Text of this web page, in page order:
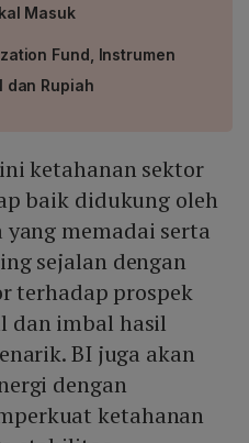
Masuk
Fund, Instrumen
dan Rupiah
ketahanan sektor
baik didukung oleh
yang memadai serta
sejalan dengan
terhadap prospek
dan imbal hasil
BI juga akan
dengan
ketahanan